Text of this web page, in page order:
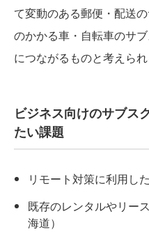
て変動のある郵便・配送
のかかる車・自転車のサ
につながるものと考えられ
ビジネス向けのサブス
たい課題
リモート対策に利用し
既存のレンタルやリー
海道）